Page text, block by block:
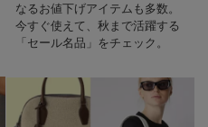
なるお値下げアイテムも多数。
今すぐ使えて、秋まで活躍する
「セール名品」をチェック。